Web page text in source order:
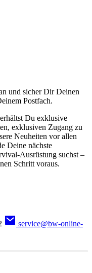
und sicher Dir Deinen
Postfach.
Du exklusive
exklusiven Zugang zu
Neuheiten vor allen
Deine nächste
Ausrüstung suchst –
Schritt voraus.
service@bw-online-